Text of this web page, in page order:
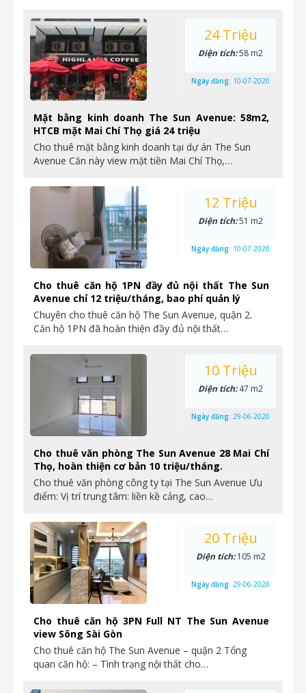
Mặt bằng kinh doanh The Sun Avenue: 58m2,
HTCB mặt Mai Chí Thọ giá 24 triệu
Cho thuê mặt bằng kinh doanh tại dự án The Sun
Avenue Căn này view mặt tiền Mai Chí Thọ,…
24 Triệu
Diện tích:58 m2
Ngày đăng: 10-07-2020
Cho thuê căn hộ 1PN đầy đủ nội thất The Sun
Avenue chỉ 12 triệu/tháng, bao phí quản lý
Chuyên cho thuê căn hộ The Sun Avenue, quận 2.
Căn hộ 1PN đã hoàn thiện đầy đủ nội thất…
12 Triệu
Diện tích:51 m2
Ngày đăng: 10-07-2020
Cho thuê văn phòng The Sun Avenue 28 Mai Chí
Thọ, hoàn thiện cơ bản 10 triệu/tháng.
Cho thuê văn phòng công ty tại The Sun Avenue Ưu
điểm: Vị trí trung tâm: liền kề cảng, cao…
10 Triệu
Diện tích:47 m2
Ngày đăng: 29-06-2020
Cho thuê căn hộ 3PN Full NT The Sun Avenue
view Sông Sài Gòn
Cho thuê căn hộ The Sun Avenue – quận 2 Tổng
quan căn hộ: – Tình trạng nội thất cho…
20 Triệu
Diện tích:105 m2
Ngày đăng: 29-06-2020